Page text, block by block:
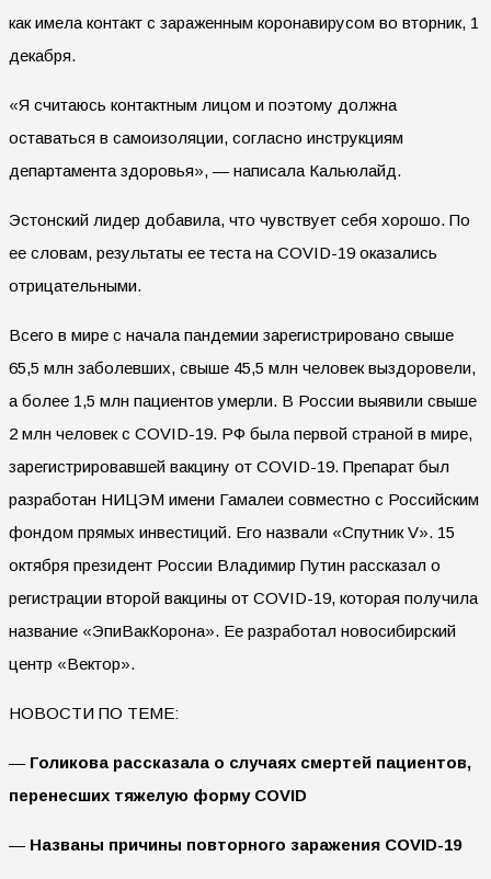
как имела контакт с зараженным коронавирусом во вторник, 1
декабря.
«Я считаюсь контактным лицом и поэтому должна
оставаться в самоизоляции, согласно инструкциям
департамента здоровья», — написала Кальюлайд.
Эстонский лидер добавила, что чувствует себя хорошо. По
ее словам, результаты ее теста на COVID-19 оказались
отрицательными.
Всего в мире с начала пандемии зарегистрировано свыше
65,5 млн заболевших, свыше 45,5 млн человек выздоровели,
а более 1,5 млн пациентов умерли. В России выявили свыше
2 млн человек с COVID-19. РФ была первой страной в мире,
зарегистрировавшей вакцину от COVID-19. Препарат был
разработан НИЦЭМ имени Гамалеи совместно с Российским
фондом прямых инвестиций. Его назвали «Спутник V». 15
октября президент России Владимир Путин рассказал о
регистрации второй вакцины от COVID-19, которая получила
название «ЭпиВакКорона». Ее разработал новосибирский
центр «Вектор».
НОВОСТИ ПО ТЕМЕ:
— Голикова рассказала о случаях смертей пациентов,
перенесших тяжелую форму COVID
— Названы причины повторного заражения COVID-19